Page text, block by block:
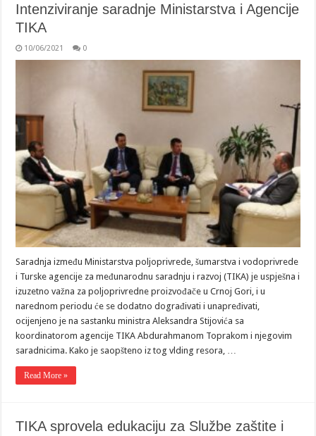
Intenziviranje saradnje Ministarstva i Agencije
TIKA
10/06/2021 0
Saradnja između Ministarstva poljoprivrede, šumarstva i vodoprivrede
i Turske agencije za međunarodnu saradnju i razvoj (TIKA) je uspješna i
izuzetno važna za poljoprivredne proizvođače u Crnoj Gori, i u
narednom periodu će se dodatno dograđivati i unapređivati,
ocijenjeno je na sastanku ministra Aleksandra Stijovića sa
koordinatorom agencije TIKA Abdurahmanom Toprakom i njegovim
saradnicima. Kako je saopšteno iz tog vlding resora, …
Read More »
TIKA sprovela edukaciju za Službe zaštite i